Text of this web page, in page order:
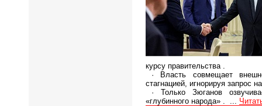
курсу правительства .
· Власть совмещает
стагнацией, игнорируя запрос
· Только Зюганов
«глубинного народа» .